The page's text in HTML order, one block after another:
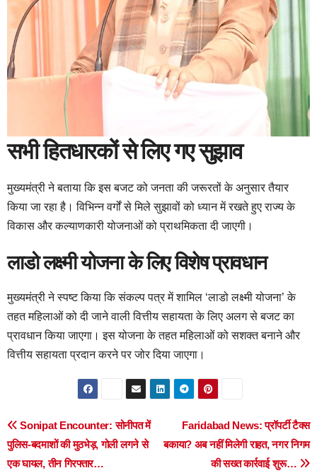
सभी हितधारकों से लिए गए सुझाव
मुख्यमंत्री ने बताया कि इस बजट को जनता की जरूरतों के अनुसार तैयार
किया जा रहा है। विभिन्न वर्गों से मिले सुझावों को ध्यान में रखते हुए राज्य के
विकास और कल्याणकारी योजनाओं को प्राथमिकता दी जाएगी।
लाडो लक्ष्मी योजना के लिए विशेष प्रावधान
मुख्यमंत्री ने स्पष्ट किया कि संकल्प पत्र में शामिल ‘लाडो लक्ष्मी योजना’ के
तहत महिलाओं को दी जाने वाली वित्तीय सहायता के लिए अलग से बजट का
प्रावधान किया जाएगा। इस योजना के तहत महिलाओं को सशक्त बनाने और
वित्तीय सहायता प्रदान करने पर जोर दिया जाएगा।
Post
navigation
Faridabad News: प्रॉपर्टी टैक्स
बकाया? अब नहीं मिलेगी राहत, नगर निगम
की सख्त कार्रवाई शुरू…
Sonipat Encounter: सोनीपत में
पुलिस-बदमाशों की मुठभेड़, गोली लगने से
एक घायल, तीन गिरफ्तार…